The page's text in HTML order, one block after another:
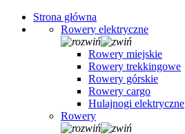
Strona główna
Rowery elektryczne
Rowery miejskie
Rowery trekkingowe
Rowery górskie
Rowery cargo
Hulajnogi elektryczne
Rowery